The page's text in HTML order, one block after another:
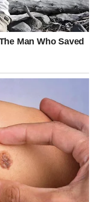
Zatim dodajte
čokoladu i miješajte
izmrvljeni keks i
na hrapavu stranu
lagano ih utisnite u
Na kraju prekrijte drugu